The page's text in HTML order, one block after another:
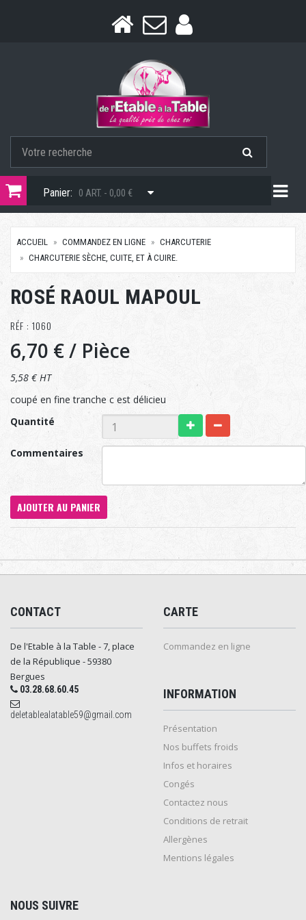
Panier: 0 ART. - 0,00 €
ACCUEIL COMMANDEZ EN LIGNE
CHARCUTERIE
CHARCUTERIE SÈCHE, CUITE, ET À CUIRE.
ROSÉ RAOUL MAPOUL
RÉF : 1060
6,70 €/ Pièce
5,58 € HT
coupé en fine tranche c est délicieu
Quantité
Commentaires
AJOUTER AU PANIER
CONTACT
De l'Etable à la Table - 7, place
de la République - 59380
Bergues
03.28.68.60.45
deletablealatable59@gmail.com
CARTE
Commandez en ligne
INFORMATION
Présentation
Nos buffets froids
Infos et horaires
Congés
Contactez nous
Conditions de retrait
Allergènes
Mentions légales
NOUS SUIVRE